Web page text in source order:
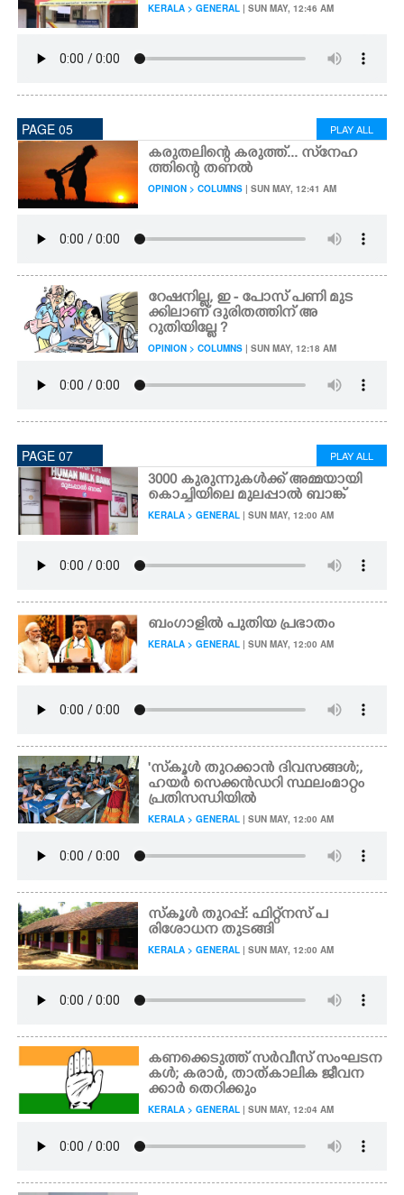
KERALA > GENERAL | SUN MAY, 12:46 AM
PAGE 05 PLAY ALL
കരുതലിന്റെ കരുത്ത്... സ്‌നേഹ
ത്തിന്റെ തണൽ
OPINION > COLUMNS | SUN MAY, 12:41 AM
റേഷനില്ല, ഇ - പോസ് പണി മുട
ക്കിലാണ് ദുരിതത്തിന് അ
റുതിയില്ലേ ?
OPINION > COLUMNS | SUN MAY, 12:18 AM
PAGE 07 PLAY ALL
3000 കുരുന്നുകൾക്ക് അമ്മയായി
കൊച്ചിയിലെ മുലപ്പാൽ ബാങ്ക്
KERALA > GENERAL | SUN MAY, 12:00 AM
ബംഗാളിൽ പുതിയ പ്രഭാതം
KERALA > GENERAL | SUN MAY, 12:00 AM
'സ്‌കൂൾ തുറക്കാൻ ദിവസങ്ങൾ;,
ഹയർ സെക്കൻഡറി സ്ഥലംമാറ്റം
പ്രതിസന്ധിയിൽ
KERALA > GENERAL | SUN MAY, 12:00 AM
സ്കൂൾ തുറപ്പ്: ഫിറ്റ്‌നസ് പ
രിശോധന തുടങ്ങി​
KERALA > GENERAL | SUN MAY, 12:00 AM
കണക്കെടുത്ത് സർവീസ് സംഘടന
കൾ; കരാർ, താത്കാലിക ജീവന
ക്കാർ തെറിക്കും
KERALA > GENERAL | SUN MAY, 12:04 AM